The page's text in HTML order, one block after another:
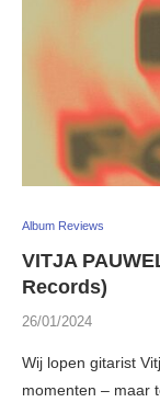
Album Reviews
VITJA
Records)
26/01/2024
Wij lopen gitarist
momenten – maar